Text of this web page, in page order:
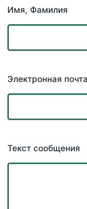
Имя, Фамилия
Электронная почта
Текст сообщения